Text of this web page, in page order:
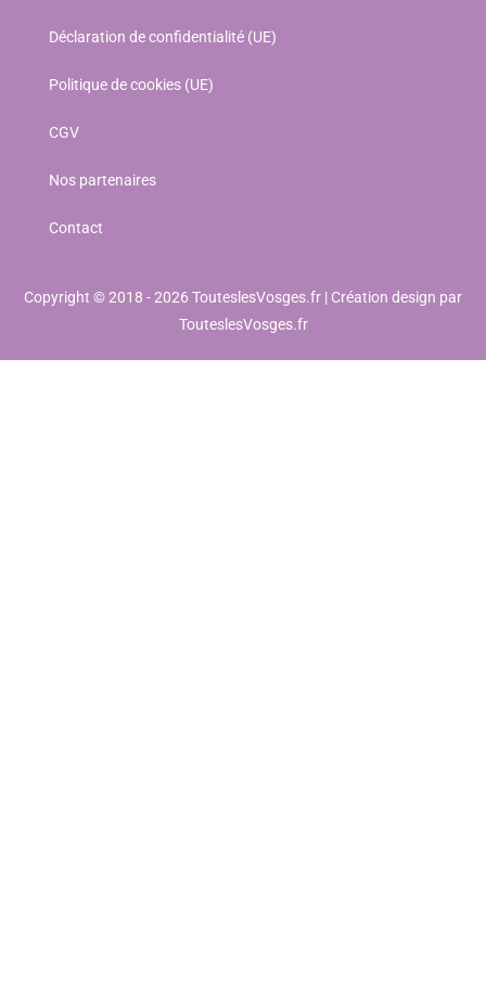
Déclaration de confidentialité (UE)
Politique de cookies (UE)
CGV
Nos partenaires
Contact
Copyright © 2018 - 2026 TouteslesVosges.fr | Création design par
TouteslesVosges.fr